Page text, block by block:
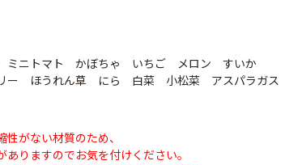
ニトマト かぼちゃ いちご メロン すいか
ー ほうれん草 にら 白菜 小松菜 アスパラガス
がない材質のため、
りますのでお気を付けください。